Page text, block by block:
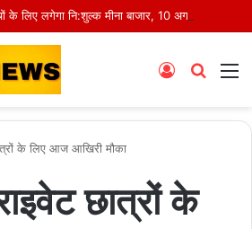
Search
Log
के लिए आज आखिरी मौका
छात्रों के